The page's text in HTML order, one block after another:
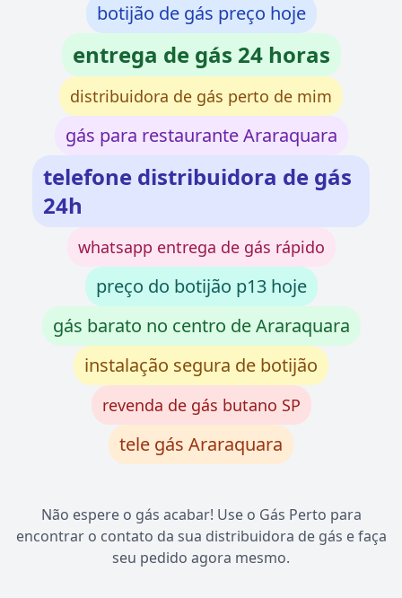
botijão de gás preço hoje
entrega de gás 24 horas
distribuidora de gás perto de mim
gás para restaurante Araraquara
telefone distribuidora de gás
24h
whatsapp entrega de gás rápido
preço do botijão p13 hoje
gás barato no centro de Araraquara
instalação segura de botijão
revenda de gás butano SP
tele gás Araraquara
Não espere o gás acabar! Use o Gás Perto para
encontrar o contato da sua distribuidora de gás e faça
seu pedido agora mesmo.